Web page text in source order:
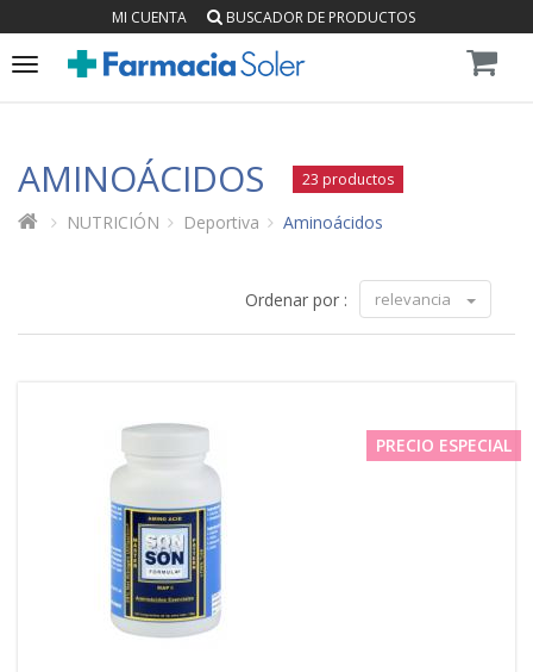
MI CUENTA BUSCADOR DE PRODUCTOS
Toggle
AMINOÁCIDOS 23 productos
NUTRICIÓN Deportiva Aminoácidos
Ordenar por : relevancia
PRECIO ESPECIAL